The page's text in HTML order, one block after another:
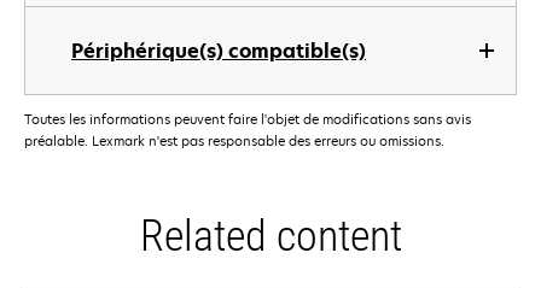
Périphérique(s) compatible(s)
Toutes les informations peuvent faire l'objet de modifications sans avis
préalable. Lexmark n'est pas responsable des erreurs ou omissions.
Related content